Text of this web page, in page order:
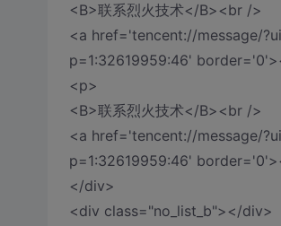
<B>联系烈火技术</B><br />
<a href='tencent://message/
p=1:32619959:46'
<p>
<B>联系烈火技术</B><br />
<a href='tencent://message/
p=1:32619959:46'
</div>
<div class="no_list_b"></div>